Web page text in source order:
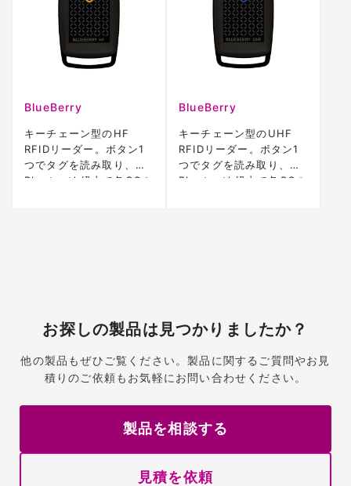
BlueBerry
キーチェーン型のHF
RFIDリーダー。ボタン1
つでタグを読み取り、
Bluetooth経由で各OSの
BlueBerry
キーチェーン型のUHF
RFIDリーダー。ボタン1
つでタグを読み取り、
Bluetooth経由で各OSの
お探しの製品は見つかりましたか？
他の製品もぜひご覧ください。製品に関するご質問やお見
積りのご依頼もお気軽にお問い合わせください。
製品を相談する
見積を依頼